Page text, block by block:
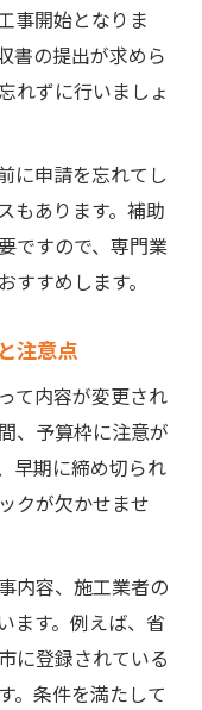
事開始となりま
書の提出が求めら
れずに行いましょ
に申請を忘れてし
もあります。補助
ですので、専門業
すめします。
注意点
て内容が変更され
、予算枠に注意が
早期に締め切られ
クが欠かせませ
内容、施工業者の
ます。例えば、省
に登録されている
。条件を満たして